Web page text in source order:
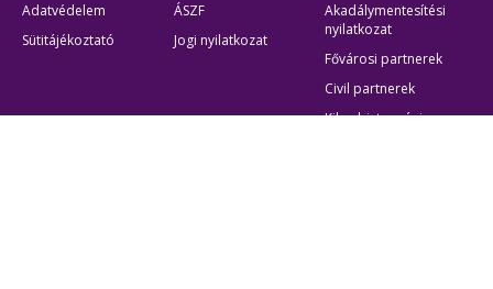
Adatvédelem
ÁSZF
Sütitájékoztató
Jogi nyilatkozat
Akadálymentesítési
nyilatkozat
Fővárosi partnerek
Civil partnerek
Kiberbiztonsági